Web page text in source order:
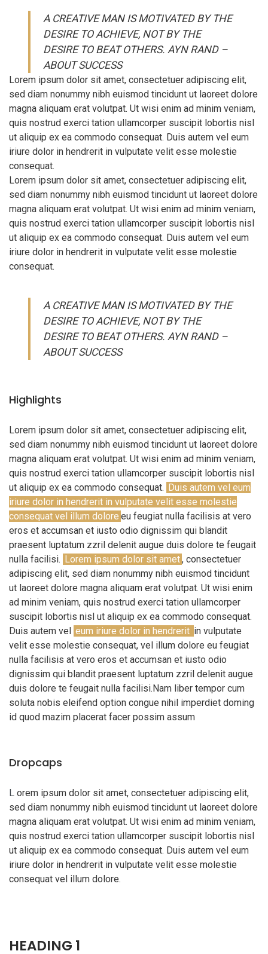
A CREATIVE MAN IS MOTIVATED BY THE
DESIRE TO ACHIEVE, NOT BY THE
DESIRE TO BEAT OTHERS. AYN RAND –
ABOUT SUCCESS
Lorem ipsum dolor sit amet, consectetuer adipiscing elit,
sed diam nonummy nibh euismod tincidunt ut laoreet dolore
magna aliquam erat volutpat. Ut wisi enim ad minim veniam,
quis nostrud exerci tation ullamcorper suscipit lobortis nisl
ut aliquip ex ea commodo consequat. Duis autem vel eum
iriure dolor in hendrerit in vulputate velit esse molestie
consequat.
Lorem ipsum dolor sit amet, consectetuer adipiscing elit,
sed diam nonummy nibh euismod tincidunt ut laoreet dolore
magna aliquam erat volutpat. Ut wisi enim ad minim veniam,
quis nostrud exerci tation ullamcorper suscipit lobortis nisl
ut aliquip ex ea commodo consequat. Duis autem vel eum
iriure dolor in hendrerit in vulputate velit esse molestie
consequat.
A CREATIVE MAN IS MOTIVATED BY THE
DESIRE TO ACHIEVE, NOT BY THE
DESIRE TO BEAT OTHERS. AYN RAND –
ABOUT SUCCESS
Highlights
Lorem ipsum dolor sit amet, consectetuer adipiscing elit,
sed diam nonummy nibh euismod tincidunt ut laoreet dolore
magna aliquam erat volutpat. Ut wisi enim ad minim veniam,
quis nostrud exerci tation ullamcorper suscipit lobortis nisl
ut aliquip ex ea commodo consequat. Duis autem vel eum
iriure dolor in hendrerit in vulputate velit esse molestie
consequat vel illum dolore eu feugiat nulla facilisis at vero
eros et accumsan et iusto odio dignissim qui blandit
praesent luptatum zzril delenit augue duis dolore te feugait
nulla facilisi. Lorem ipsum dolor sit amet, consectetuer
adipiscing elit, sed diam nonummy nibh euismod tincidunt
ut laoreet dolore magna aliquam erat volutpat. Ut wisi enim
ad minim veniam, quis nostrud exerci tation ullamcorper
suscipit lobortis nisl ut aliquip ex ea commodo consequat.
Duis autem vel eum iriure dolor in hendrerit in vulputate
velit esse molestie consequat, vel illum dolore eu feugiat
nulla facilisis at vero eros et accumsan et iusto odio
dignissim qui blandit praesent luptatum zzril delenit augue
duis dolore te feugait nulla facilisi.Nam liber tempor cum
soluta nobis eleifend option congue nihil imperdiet doming
id quod mazim placerat facer possim assum
Dropcaps
L orem ipsum dolor sit amet, consectetuer adipiscing elit,
sed diam nonummy nibh euismod tincidunt ut laoreet dolore
magna aliquam erat volutpat. Ut wisi enim ad minim veniam,
quis nostrud exerci tation ullamcorper suscipit lobortis nisl
ut aliquip ex ea commodo consequat. Duis autem vel eum
iriure dolor in hendrerit in vulputate velit esse molestie
consequat vel illum dolore.
HEADING 1